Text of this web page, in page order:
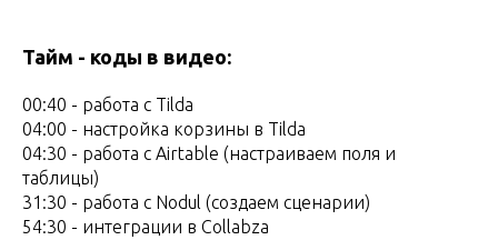
Тайм - коды в видео:
00:40 - работа с Tilda
04:00 - настройка корзины в Tilda
04:30 - работа с Airtable (настраиваем поля и
таблицы)
31:30 - работа с Nodul (создаем сценарии)
54:30 - интеграции в Collabza